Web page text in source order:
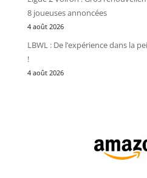
8 joueuses annoncées
4 août 2026
LBWL : De l’expérience dans la
!
4 août 2026